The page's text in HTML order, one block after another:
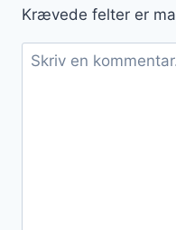
Krævede felter er